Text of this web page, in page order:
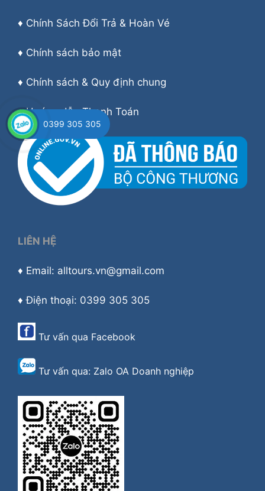
♦ Chính Sách Đổi Trả & Hoàn Vé
♦ Chính sách bảo mật
♦ Chính sách & Quy định chung
♦Hướng dẫn Thanh Toán
LIÊN HỆ
♦ Email: alltours.vn@gmail.com
♦ Điện thoại: 0399 305 305
Tư vấn qua Facebook
Tư vấn qua: Zalo OA Doanh nghiệp
0399 305 305